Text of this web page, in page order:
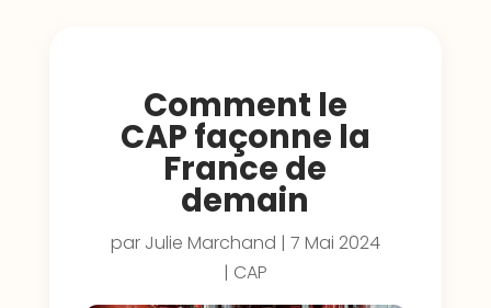
Comment le
CAP façonne la
France de
demain
par Julie Marchand | 7 Mai 2024
| CAP